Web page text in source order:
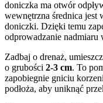
doniczka ma otwór
wewnętrzna średnica jest
doniczki. Dzięki temu
odprowadzanie
Zadbaj o drenaż,
o grubości 2-3 cm. To
zapobiegnie gniciu
podłoża, aby uniknąć